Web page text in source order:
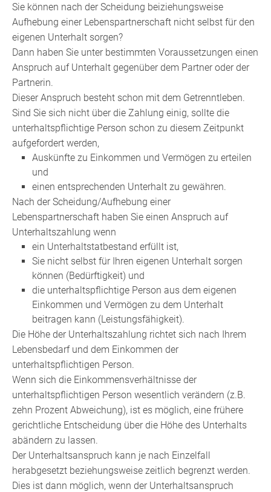
Sie können nach der Scheidung beiziehungsweise
Aufhebung einer Lebenspartnerschaft nicht selbst für den
eigenen Unterhalt sorgen?
Dann haben Sie unter bestimmten Voraussetzungen einen
Anspruch auf Unterhalt gegenüber dem Partner oder der
Partnerin.
Dieser Anspruch besteht schon mit dem Getrenntleben.
Sind Sie sich nicht über die Zahlung einig, sollte die
unterhaltspflichtige Person schon zu diesem Zeitpunkt
aufgefordert werden,
Auskünfte zu Einkommen und Vermögen zu erteilen
und
einen entsprechenden Unterhalt zu gewähren.
Nach der Scheidung/Aufhebung einer
Lebenspartnerschaft haben Sie einen Anspruch auf
Unterhaltszahlung wenn
ein Unterhaltstatbestand erfüllt ist,
Sie nicht selbst für Ihren eigenen Unterhalt sorgen
können (Bedürftigkeit) und
die unterhaltspflichtige Person aus dem eigenen
Einkommen und Vermögen zu dem Unterhalt
beitragen kann (Leistungsfähigkeit).
Die Höhe der Unterhaltszahlung richtet sich nach Ihrem
Lebensbedarf und dem Einkommen der
unterhaltspflichtigen Person.
Wenn sich die Einkommensverhältnisse der
unterhaltspflichtigen Person wesentlich verändern (z.B.
zehn Prozent Abweichung), ist es möglich, eine frühere
gerichtliche Entscheidung über die Höhe des Unterhalts
abändern zu lassen.
Der Unterhaltsanspruch kann je nach Einzelfall
herabgesetzt beziehungsweise zeitlich begrenzt werden.
Dies ist dann möglich, wenn der Unterhaltsanspruch